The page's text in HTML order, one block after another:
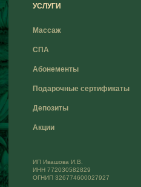
УСЛУГИ
Массаж
СПА
Абонементы
Подарочные сертификаты
Депозиты
Акции
ИП Ивашова И.В.
ИНН 772030582829
ОГНИП 326774600027927